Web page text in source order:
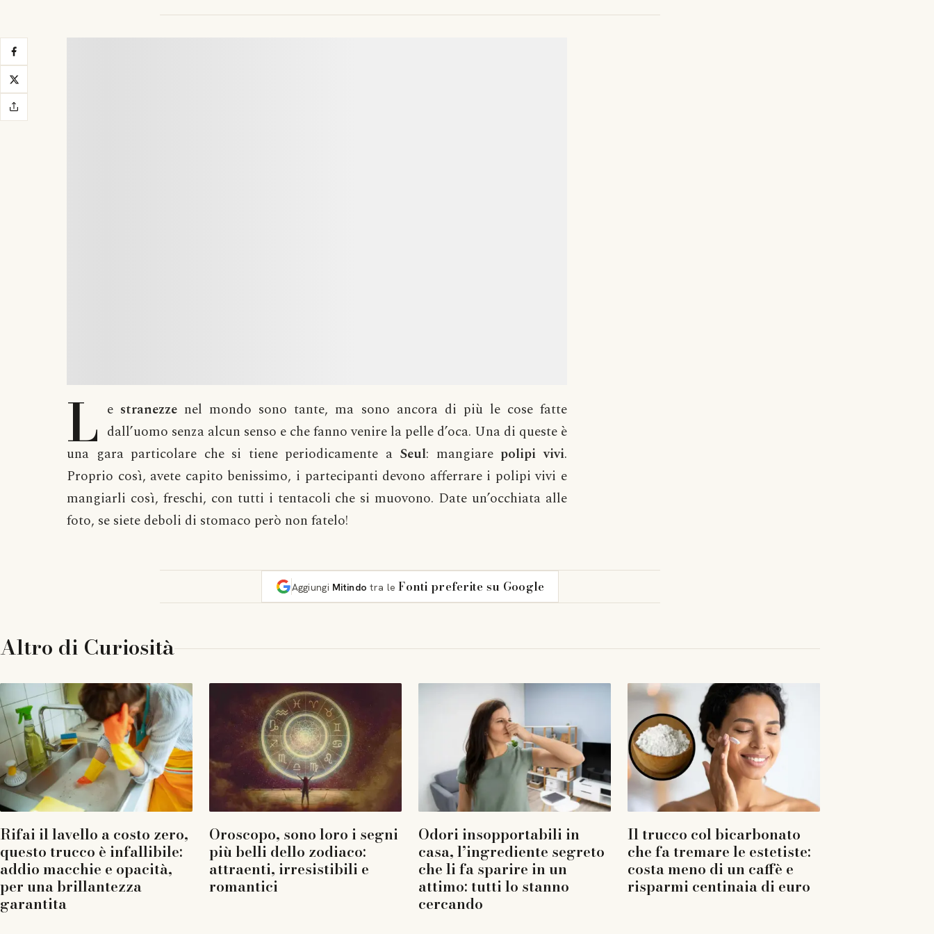
L e stranezze nel mondo sono tante, ma sono ancora di più le cose fatte
dall’uomo senza alcun senso e che fanno venire la pelle d’oca. Una di queste è
una gara particolare che si tiene periodicamente a Seul: mangiare polipi vivi.
Proprio così, avete capito benissimo, i partecipanti devono afferrare i polipi vivi e
mangiarli così, freschi, con tutti i tentacoli che si muovono. Date un’occhiata alle
foto, se siete deboli di stomaco però non fatelo!
Aggiungi Mitindo tra le Fonti preferite su Google
Altro di Curiosità
Rifai il lavello a costo zero,
questo trucco è infallibile:
addio macchie e opacità,
per una brillantezza
garantita
Oroscopo, sono loro i segni
più belli dello zodiaco:
attraenti, irresistibili e
romantici
Odori insopportabili in
casa, l’ingrediente segreto
che li fa sparire in un
attimo: tutti lo stanno
cercando
Il trucco col bicarbonato
che fa tremare le estetiste:
costa meno di un caffè e
risparmi centinaia di euro